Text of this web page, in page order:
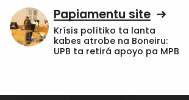
Papiamentu site
Krísis polítiko ta lanta
kabes atrobe na Boneiru:
UPB ta retirá apoyo pa MPB